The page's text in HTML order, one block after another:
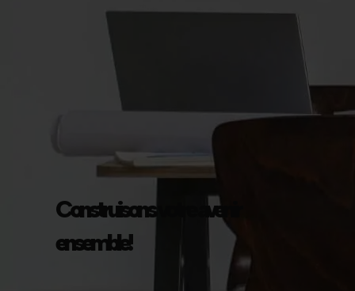
Construisons votre avenir
ensemble!